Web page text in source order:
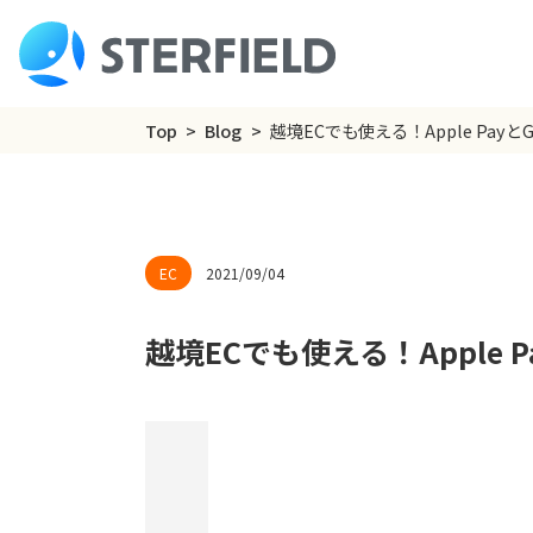
Top Blog 越境ECでも使える！Apple Payと
2021/09/04
越境ECでも使える！Apple